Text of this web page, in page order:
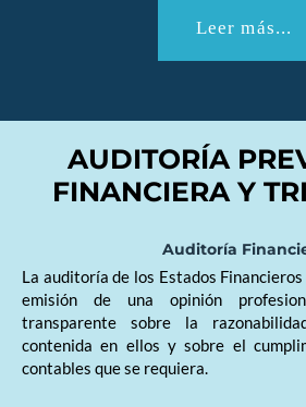
Leer más...
AUDITORÍA
FINANCIERA Y
Auditoría
La auditoría de los Estados
emisión de una opinión
transparente sobre la
contenida en ellos y sobre el
contables que se requiera.